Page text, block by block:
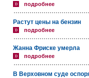
подробнее
Растут цены на бензин
подробнее
Жанна Фриске умерла
подробнее
В Верховном суде